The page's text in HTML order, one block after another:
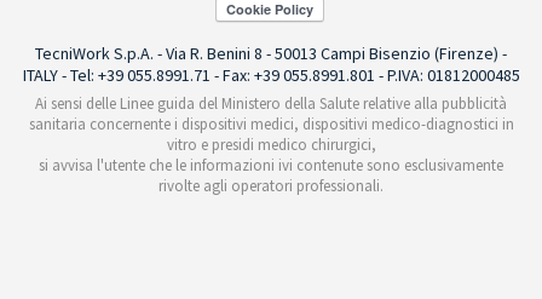
TecniWork S.p.A. - Via R. Benini 8 - 50013 Campi Bisenzio (Firenze) -
ITALY - Tel: +39 055.8991.71 - Fax: +39 055.8991.801 - P.IVA: 01812000485
Ai sensi delle Linee guida del Ministero della Salute relative alla pubblicità
sanitaria concernente i dispositivi medici, dispositivi medico-diagnostici in
vitro e presidi medico chirurgici,
si avvisa l'utente che le informazioni ivi contenute sono esclusivamente
rivolte agli operatori professionali.